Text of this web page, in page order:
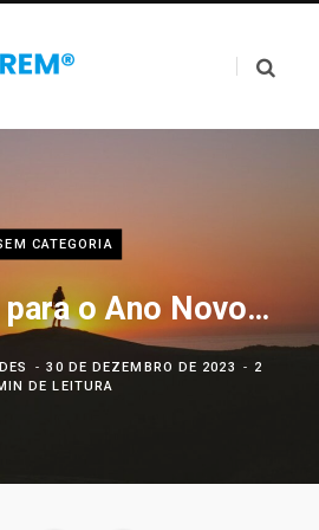
CATEGORIA
o Ano Novo…
30 DE DEZEMBRO DE 2023
2
DE LEITURA